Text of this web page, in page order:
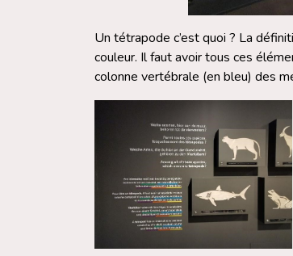
Un tétrapode c’est quoi ? La
couleur. Il faut avoir tous ces
colonne vertébrale (en bleu) des